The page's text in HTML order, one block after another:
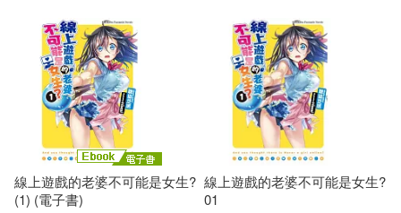
線上遊戲的老婆不可能是女生?
(1) (電子書)
線上遊戲的老婆不可能是女生?
01